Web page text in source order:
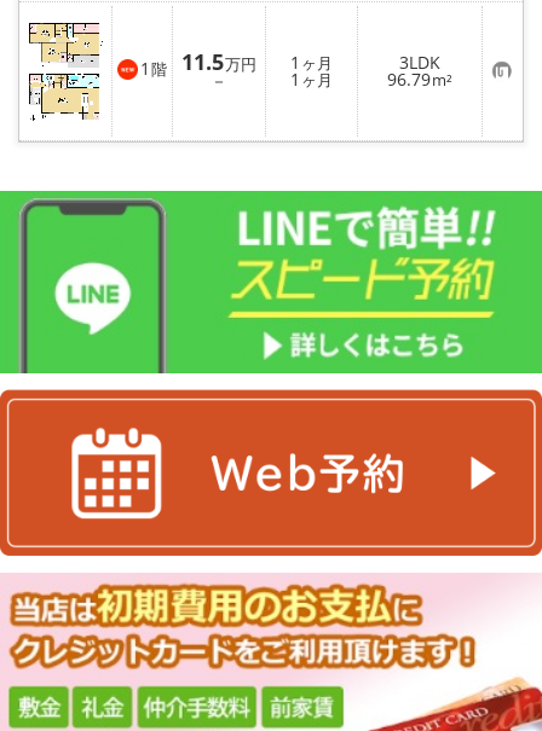
1 階 11.5万円
－
1 ヶ月
1 ヶ月
3LDK
96.79m² お
気
に
入
り